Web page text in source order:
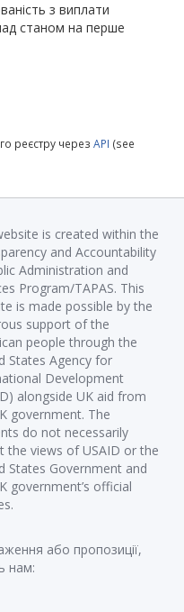
з виплати
станом на перше
реєстру через API (see
is created within the
and Accountability
Administration and
Program/TAPAS. This
is made possible by the
support of the
people through the
States Agency for
Development
alongside UK aid from
government. The
do not necessarily
the views of USAID or the
States Government and
government’s official
або пропозиції,
нам: